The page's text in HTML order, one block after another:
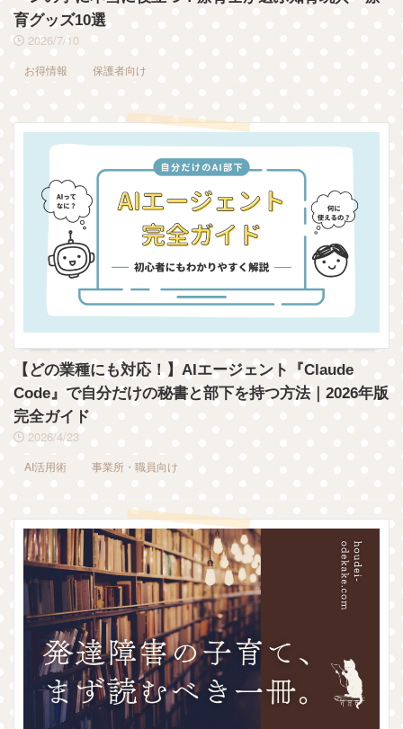
育グッズ10選
2026/7/10
お得情報 保護者向け
【どの業種にも対応！】AIエージェント『Claude
Code』で自分だけの秘書と部下を持つ方法｜2026年版
完全ガイド
2026/4/23
AI活用術 事業所・職員向け